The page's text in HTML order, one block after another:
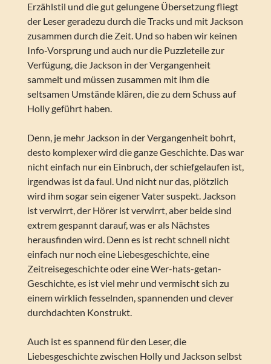
Erzählstil und die gut gelungene Übersetzung fliegt
der Leser geradezu durch die Tracks und mit Jackson
zusammen durch die Zeit. Und so haben wir keinen
Info-Vorsprung und auch nur die Puzzleteile zur
Verfügung, die Jackson in der Vergangenheit
sammelt und müssen zusammen mit ihm die
seltsamen Umstände klären, die zu dem Schuss auf
Holly geführt haben.
Denn, je mehr Jackson in der Vergangenheit bohrt,
desto komplexer wird die ganze Geschichte. Das war
nicht einfach nur ein Einbruch, der schiefgelaufen ist,
irgendwas ist da faul. Und nicht nur das, plötzlich
wird ihm sogar sein eigener Vater suspekt. Jackson
ist verwirrt, der Hörer ist verwirrt, aber beide sind
extrem gespannt darauf, was er als Nächstes
herausfinden wird. Denn es ist recht schnell nicht
einfach nur noch eine Liebesgeschichte, eine
Zeitreisegeschichte oder eine Wer-hats-getan-
Geschichte, es ist viel mehr und vermischt sich zu
einem wirklich fesselnden, spannenden und clever
durchdachten Konstrukt.
Auch ist es spannend für den Leser, die
Liebesgeschichte zwischen Holly und Jackson selbst